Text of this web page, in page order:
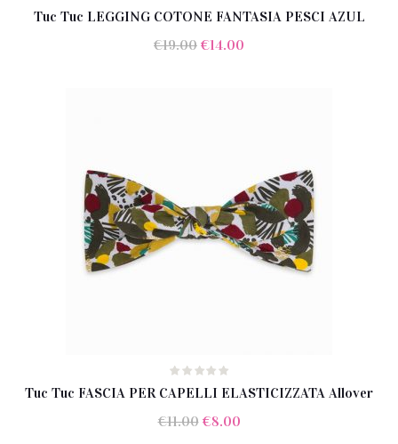
Tuc Tuc LEGGING COTONE FANTASIA PESCI AZUL
€19.00 Il
€14.00
Tuc Tuc FASCIA PER CAPELLI ELASTICIZZATA Allover
€11.00 Il
€8.00Il